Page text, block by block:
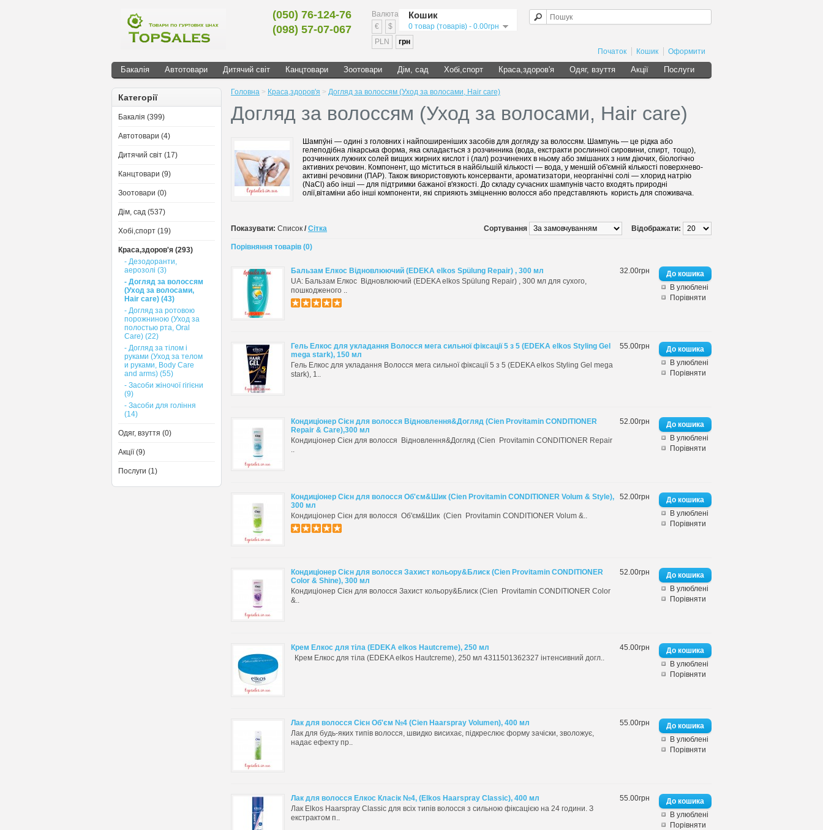
(050) 76-124-76
(098) 57-07-067
Валюта
€
$
PLN
грн
Кошик
0 товар (товарів) - 0.00грн
Початок Кошик Оформити
Бакалія Автотовари Дитячий світ Канцтовари Зоотовари Дім, сад Хобі,спорт Краса,здоров'я Одяг, взуття Акції Послуги
Категорії
Бакалія (399)
Автотовари (4)
Дитячий світ (17)
Канцтовари (9)
Зоотовари (0)
Дім, сад (537)
Хобі,спорт (19)
Краса,здоров'я (293)
- Дезодоранти,
аерозолі (3)
- Догляд за волоссям
(Уход за волосами,
Нair care) (43)
- Догляд за ротовою
порожниною (Уход за
полостью рта, Oral
Care) (22)
- Догляд за тілом і
руками (Уход за телом
и руками, Body Care
and arms) (55)
- Засоби жіночої гігієни
(9)
- Засоби для гоління
(14)
Одяг, взуття (0)
Акції (9)
Послуги (1)
Головна > Краса,здоров'я > Догляд за волоссям (Уход за волосами, Нair care)
Догляд за волоссям (Уход за волосами, Нair care)
Шампу́ні — одині з головних і найпоширеніших засобів для догляду за волоссям. Шампунь — це рідка або
гелеподібна лікарська форма, яка складається з розчинника (вода, екстракти рослинної сировини, спирт, тощо),
розчинних лужних солей вищих жирних кислот і (лал) розчинених в ньому або змішаних з ним діючих, біологічно
активних речовин. Компонент, що міститься в найбільшій кількості — вода, у меншій об'ємній кількості поверхнево-
активні речовини (ПАР). Також використовують консерванти, ароматизатори, неорганічні солі — хлорид натрію
(NaCl) або інші — для підтримки бажаної в'язкості. До складу сучасних шампунів часто входять природні
олії,вітаміни або інші компоненти, які сприяють зміцненню волосся або представляють користь для споживача.
Показувати: Список / Сітка Відображати:
Сортування
Порівняння товарів (0)
В улюблені
Порівняти
32.00грн
Бальзам Елкос Відновлюючий (EDEKA elkos Spülung Repair) , 300 мл
UA: Бальзам Елкос Відновлюючий (EDEKA elkos Spülung Repair) , 300 мл для сухого,
пошкодженого ..
В улюблені
Порівняти
55.00грн
Гель Елкос для укладання Волосся мега сильної фіксації 5 з 5 (EDEKA elkos Styling Gel
mega stark), 150 мл
Гель Елкос для укладання Волосся мега сильної фіксації 5 з 5 (EDEKA elkos Styling Gel mega
stark), 1..
В улюблені
Порівняти
52.00грн
Кондиціонер Сієн для волосся Відновлення&Догляд (Cien Provitamin CONDITIONER
Repair & Care),300 мл
Кондиціонер Сієн для волосся Відновлення&Догляд (Cien Provitamin CONDITIONER Repair
..
В улюблені
Порівняти
52.00грн
Кондиціонер Сієн для волосся Об'єм&Шик (Cien Provitamin CONDITIONER Volum & Style),
300 мл
Кондиціонер Сієн для волосся Об'єм&Шик (Cien Provitamin CONDITIONER Volum &..
В улюблені
Порівняти
52.00грн
Кондиціонер Сієн для волосся Захист кольору&Блиск (Cien Provitamin CONDITIONER
Color & Shine), 300 мл
Кондиціонер Сієн для волосся Захист кольору&Блиск (Cien Provitamin CONDITIONER Color
&..
В улюблені
Порівняти
45.00грн
Крем Елкос для тіла (EDEKA elkos Hautcreme), 250 мл
Крем Елкос для тіла (EDEKA elkos Hautcreme), 250 мл 4311501362327 інтенсивний догл..
В улюблені
Порівняти
55.00грн
Лак для волосся Cієн Об'єм №4 (Cien Haarspray Volumen), 400 мл
Лак для будь-яких типів волосся, швидко висихає, підкреслює форму зачіски, зволожує,
надає ефекту пр..
В улюблені
Порівняти
55.00грн
Лак для волосся Елкос Класік №4, (Elkos Haarspray Classic), 400 мл
Лак Elkos Haarspray Classic для всіх типів волосся з сильною фіксацією на 24 години. З
екстрактом п..